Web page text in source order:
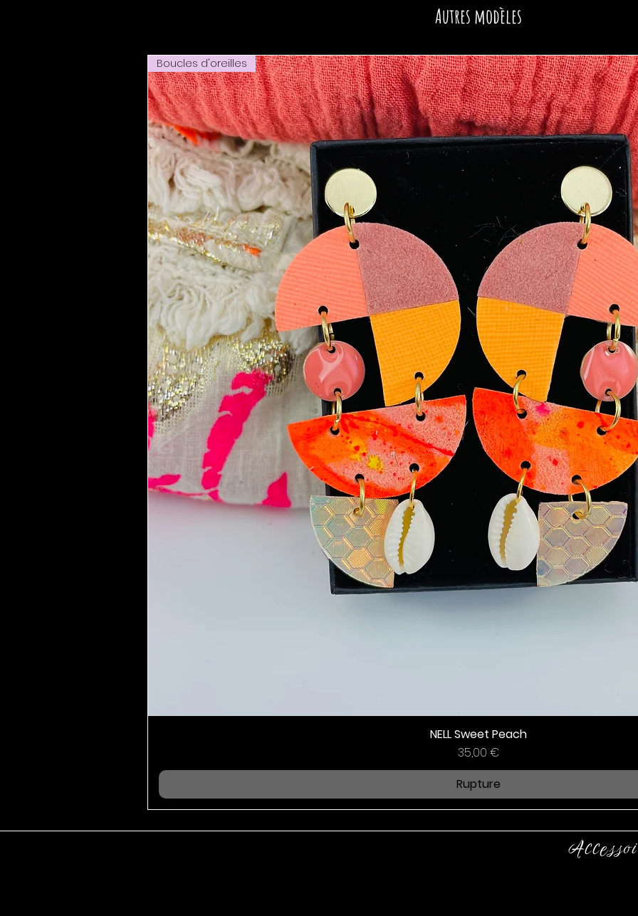
Autres modèles
Boucles d'oreilles
NELL Sweet Peach
Prix
35,00 €
Rupture